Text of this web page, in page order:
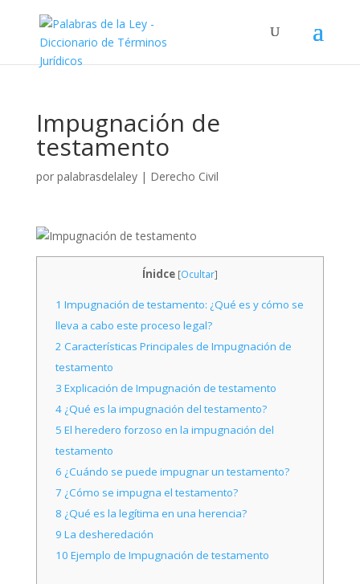
Impugnación de
testamento
por palabrasdelaley| Derecho Civil
Ínidce [Ocultar]
1 Impugnación de testamento: ¿Qué es y cómo se
lleva a cabo este proceso legal?
2 Características Principales de Impugnación de
testamento
3 Explicación de Impugnación de testamento
4 ¿Qué es la impugnación del testamento?
5 El heredero forzoso en la impugnación del
testamento
6 ¿Cuándo se puede impugnar un testamento?
7 ¿Cómo se impugna el testamento?
8 ¿Qué es la legítima en una herencia?
9 La desheredación
10 Ejemplo de Impugnación de testamento